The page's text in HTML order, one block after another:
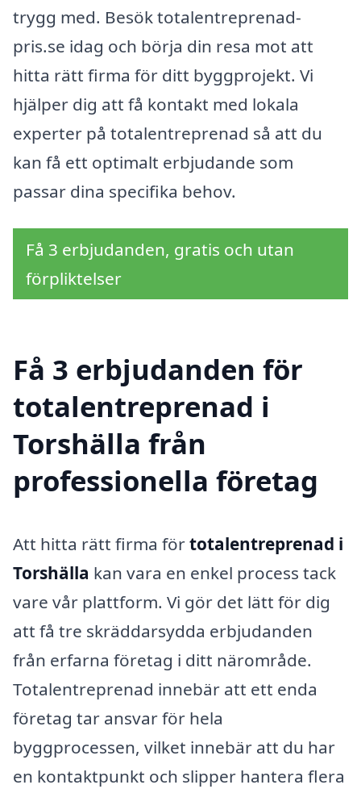
trygg med. Besök totalentreprenad-
pris.se idag och börja din resa mot att
hitta rätt firma för ditt byggprojekt. Vi
hjälper dig att få kontakt med lokala
experter på totalentreprenad så att du
kan få ett optimalt erbjudande som
passar dina specifika behov.
Få 3 erbjudanden, gratis och utan
förpliktelser
Få 3 erbjudanden för
totalentreprenad i
Torshälla från
professionella företag
Att hitta rätt firma förtotalentreprenad i
Torshälla kan vara en enkel process tack
vare vår plattform. Vi gör det lätt för dig
att få tre skräddarsydda erbjudanden
från erfarna företag i ditt närområde.
Totalentreprenad innebär att ett enda
företag tar ansvar för hela
byggprocessen, vilket innebär att du har
en kontaktpunkt och slipper hantera flera